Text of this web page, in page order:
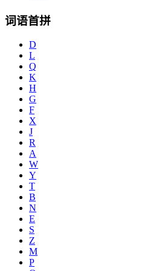
词语首拼
D
L
Q
K
H
G
F
X
J
R
A
W
Y
T
B
N
E
S
Z
M
P